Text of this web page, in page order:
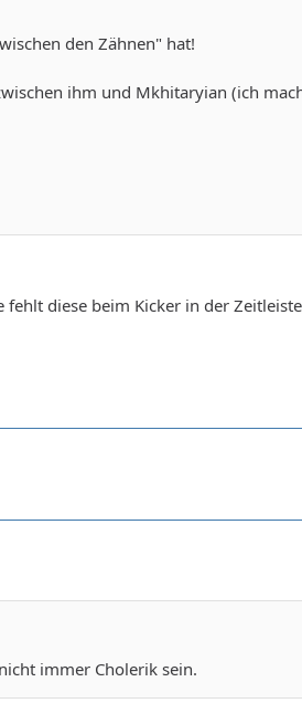
den Zähnen" hat!
ihm und Mkhitaryian (ich
diese beim Kicker in der
immer Cholerik sein.